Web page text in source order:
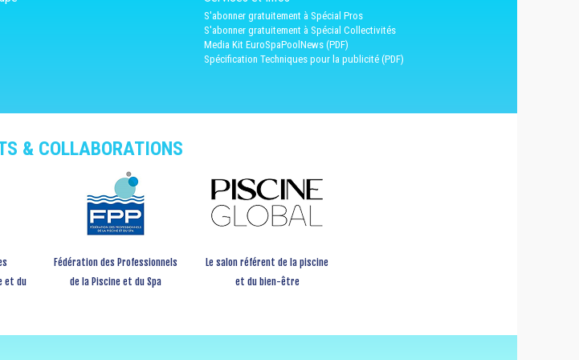
S'abonner gratuitement à Spécial Pros
S'abonner gratuitement à Spécial Collectivités
Media Kit EuroSpaPoolNews (PDF)
Spécification Techniques pour la publicité (PDF)
& COLLABORATIONS
et du
Fédération des Professionnels
de la Piscine et du Spa
Le salon référent de la piscine
et du bien-être